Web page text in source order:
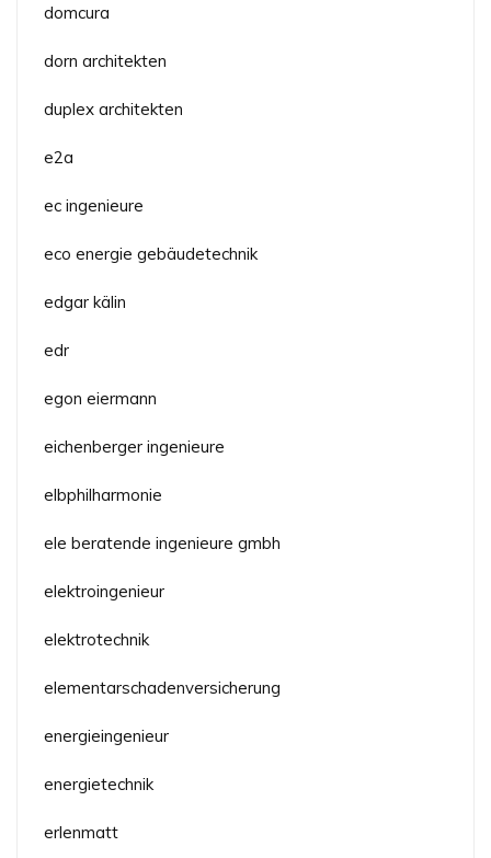
domcura
dorn architekten
duplex architekten
e2a
ec ingenieure
eco energie gebäudetechnik
edgar kälin
edr
egon eiermann
eichenberger ingenieure
elbphilharmonie
ele beratende ingenieure gmbh
elektroingenieur
elektrotechnik
elementarschadenversicherung
energieingenieur
energietechnik
erlenmatt